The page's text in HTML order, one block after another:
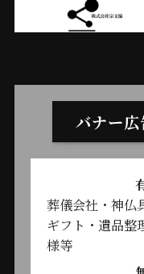
バナー
葬儀会社・神仏
ギフト・遺品整
様等